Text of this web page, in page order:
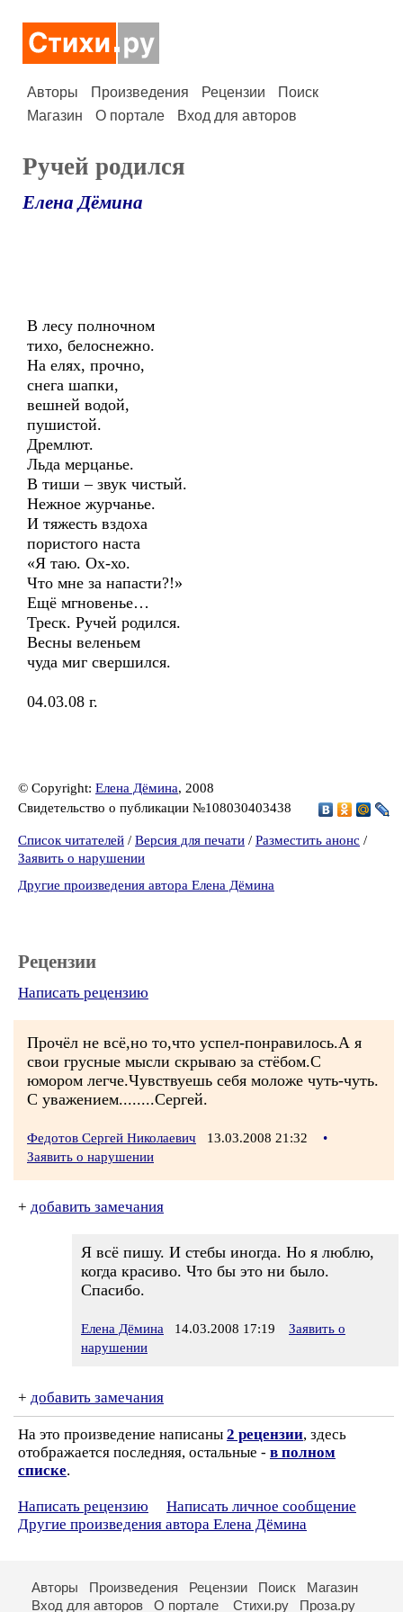
Авторы Произведения Рецензии
Поиск
Магазин
О портале Вход для авторов
Ручей родился
Елена Дёмина
В лесу полночном
тихо, белоснежно.
На елях, прочно,
снега шапки,
вешней водой,
пушистой.
Дремлют.
Льда мерцанье.
В тиши – звук чистый.
Нежное журчанье.
И тяжесть вздоха
пористого наста
«Я таю. Ох-хо.
Что мне за напасти?!»
Ещё мгновенье…
Треск. Ручей родился.
Весны веленьем
чуда миг свершился.
04.03.08 г.
© Copyright: Елена Дёмина, 2008
Свидетельство о публикации №108030403438
Список читателей / Версия для печати / Разместить анонс /
Заявить о нарушении
Другие произведения автора Елена Дёмина
Рецензии
Написать рецензию
Прочёл не всё,но то,что успел-понравилось.А я
свои грусные мысли скрываю за стёбом.С
юмором легче.Чувствуешь себя моложе чуть-чуть.
С уважением........Сергей.
Федотов Сергей Николаевич 13.03.2008 21:32
•
Заявить о нарушении
+ добавить замечания
Я всё пишу. И стебы иногда. Но я люблю,
когда красиво. Что бы это ни было.
Спасибо.
Елена Дёмина 14.03.2008 17:19
Заявить о
нарушении
+ добавить замечания
На это произведение написаны 2 рецензии, здесь
отображается последняя, остальные - в полном
списке.
Написать рецензию
Написать личное сообщение
Другие произведения автора Елена Дёмина
Авторы Произведения Рецензии Поиск
Магазин
Вход для авторов
О портале Стихи.ру Проза.ру